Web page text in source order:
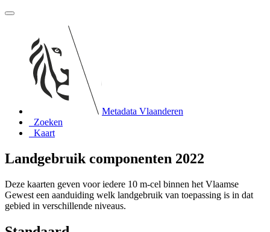
Metadata Vlaanderen
Zoeken
Kaart
Landgebruik componenten 2022
Deze kaarten geven voor iedere 10 m-cel binnen het Vlaamse
Gewest een aanduiding welk landgebruik van toepassing is in dat
gebied in verschillende niveaus.